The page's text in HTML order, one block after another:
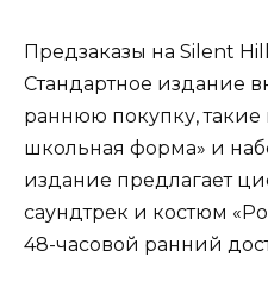
Предзаказы на Silent
Стандартное издание
раннюю покупку, такие
школьная форма» и
издание предлагает
саундтрек и костюм
48-часовой ранний